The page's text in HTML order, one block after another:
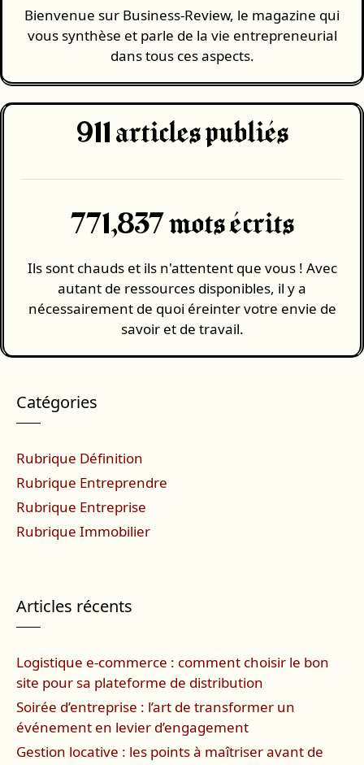
Bienvenue sur Business-Review, le magazine qui
vous synthèse et parle de la vie entrepreneurial
dans tous ces aspects.
911 articles publiés
771,837 mots écrits
Ils sont chauds et ils n'attentent que vous ! Avec
autant de ressources disponibles, il y a
nécessairement de quoi éreinter votre envie de
savoir et de travail.
Catégories
Rubrique Définition
Rubrique Entreprendre
Rubrique Entreprise
Rubrique Immobilier
Articles récents
Logistique e-commerce : comment choisir le bon
site pour sa plateforme de distribution
Soirée d’entreprise : l’art de transformer un
événement en levier d’engagement
Gestion locative : les points à maîtriser avant de